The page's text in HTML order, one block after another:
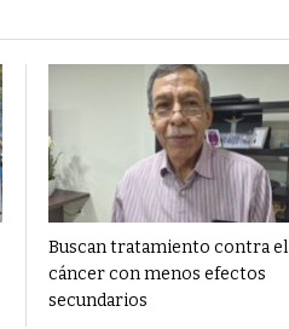
Buscan tratamiento contra el
cáncer con menos efectos
secundarios